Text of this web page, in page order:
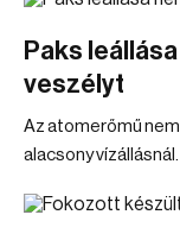
Paks
veszélyt
Az atomerőmű
alacsony vízállásnál.